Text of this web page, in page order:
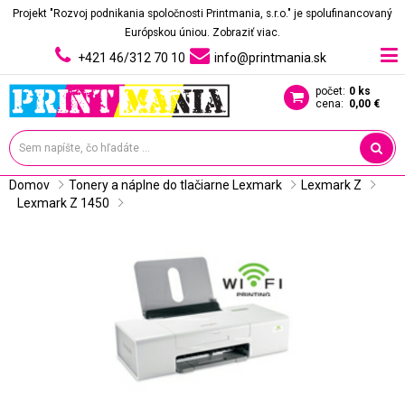
Projekt "Rozvoj podnikania spoločnosti Printmania, s.r.o." je spolufinancovaný
Európskou úniou. Zobraziť viac.
+421 46/312 70 10 info@printmania.sk
počet: 0 ks
cena: 0,00 €
Domov Tonery a náplne do tlačiarne Lexmark
Lexmark Z
Lexmark Z 1450